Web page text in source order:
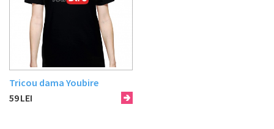
Tricou dama Youbire
59LEI